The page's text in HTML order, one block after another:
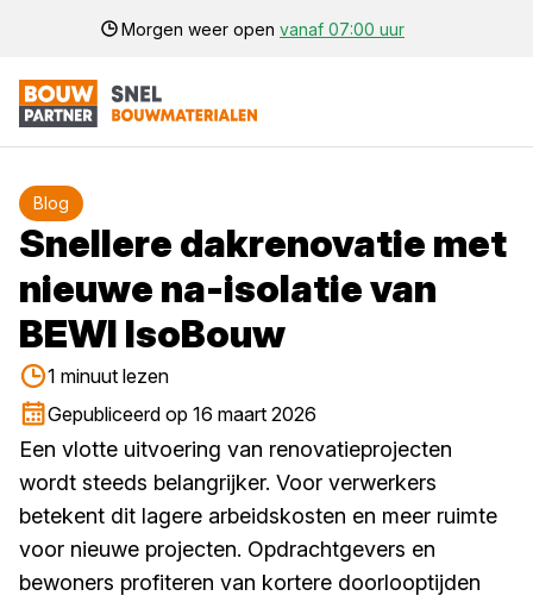
Morgen weer open vanaf 07:00 uur
Blog
Snellere dakrenovatie met
nieuwe na-isolatie van
BEWI IsoBouw
1 minuut lezen
Gepubliceerd op 16 maart 2026
Een vlotte uitvoering van renovatieprojecten
wordt steeds belangrijker. Voor verwerkers
betekent dit lagere arbeidskosten en meer ruimte
voor nieuwe projecten. Opdrachtgevers en
bewoners profiteren van kortere doorlooptijden